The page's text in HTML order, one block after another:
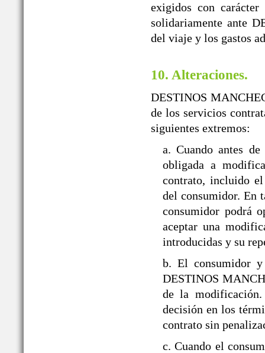
exigidos con
solidariamente ante
del viaje y los gastos
10. Alteraciones.
DESTINOS
de los servicios
siguientes extremos:
a. Cuando antes
obligada a
contrato, incluido el
del consumidor. En
consumidor podrá
aceptar una
introducidas y su
b. El consumidor
DESTINOS
de la
decisión en los
contrato sin
c. Cuando el